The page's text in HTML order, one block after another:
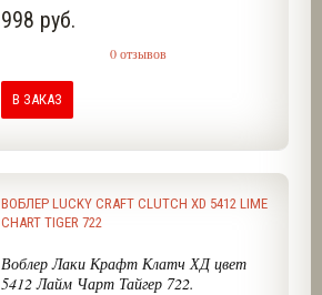
998 руб.
0 отзывов
В ЗАКАЗ
ВОБЛЕР LUCKY CRAFT CLUTCH XD 5412 LIME
CHART TIGER 722
Воблер Лаки Крафт Клатч ХД цвет
5412 Лайм Чарт Тайгер 722.